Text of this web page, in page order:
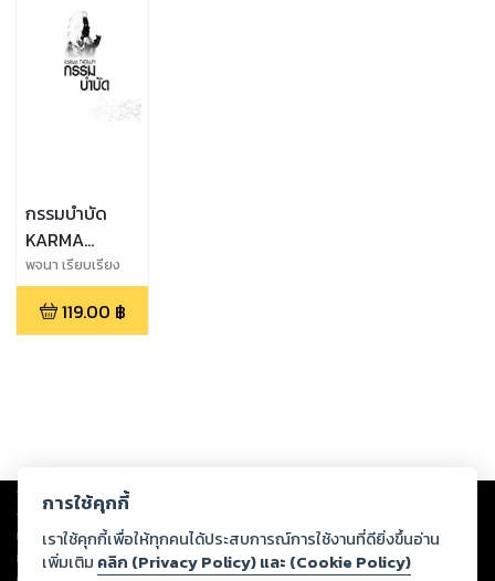
กรรมบำบัด
KARMA
THERAPY
พจนา เรียบเรียง
119.00 ฿
Copyright © 2026
ต่อผลงานหรือเนื้อหาใดที่อัปโหลดผ่านเว็บไซต์และปรากฏว่าละเมิดสิทธิใน
ทรัพย์สินทางปัญญาของบุคคลอื่นหรือขัดต่อกฎหมายและศีลธรรม ดังนั้น ผู้อ่าน
ทุกท่านโปรดใช้วิจารณญาณในการกลั่นกรองด้วยตนเอง และหากท่านพบว่าส่วน
การใช้คุกกี้
เราใช้คุกกี้เพื่อให้ทุกคนได้ประสบการณ์การใช้งานที่ดียิ่งขึ้นอ่าน
เพิ่มเติม คลิก (Privacy Policy) และ (Cookie Policy)